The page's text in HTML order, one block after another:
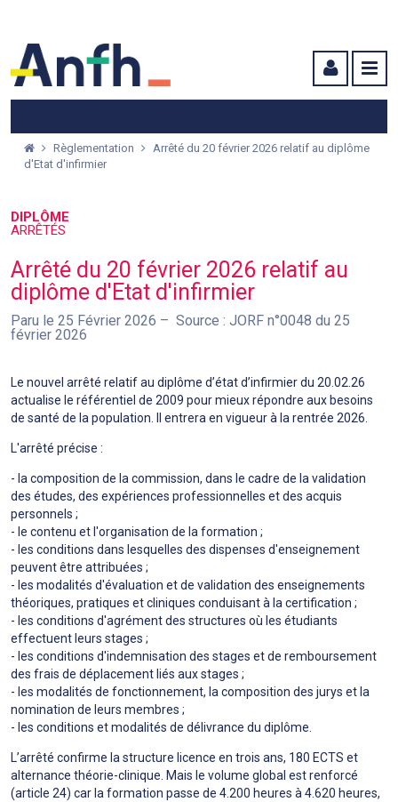
Règlementation
Arrêté du 20 février 2026 relatif au diplôme
d'Etat d'infirmier
DIPLÔME
ARRÊTÉS
Arrêté du 20 février 2026 relatif au
diplôme d'Etat d'infirmier
Paru le 25 Février 2026
Source : JORF n°0048 du 25
février 2026
Le nouvel arrêté relatif au diplôme d’état d’infirmier du 20.02.26
actualise le référentiel de 2009 pour mieux répondre aux besoins
de santé de la population. Il entrera en vigueur à la rentrée 2026.
L'arrêté précise :
- la composition de la commission, dans le cadre de la validation
des études, des expériences professionnelles et des acquis
personnels ;
- le contenu et l'organisation de la formation ;
- les conditions dans lesquelles des dispenses d'enseignement
peuvent être attribuées ;
- les modalités d'évaluation et de validation des enseignements
théoriques, pratiques et cliniques conduisant à la certification ;
- les conditions d'agrément des structures où les étudiants
effectuent leurs stages ;
- les conditions d'indemnisation des stages et de remboursement
des frais de déplacement liés aux stages ;
- les modalités de fonctionnement, la composition des jurys et la
nomination de leurs membres ;
- les conditions et modalités de délivrance du diplôme.
L’arrêté confirme la struc­ture licence en trois ans, 180 ECTS et
alter­nance théo­rie-cli­ni­que. Mais le volume global est ren­forcé
(article 24) car la for­ma­tion passe de 4.200 heures à 4.620 heures,